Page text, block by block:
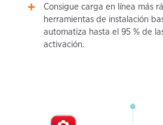
Consigue carga en línea más
herramientas de instalación
automatiza hasta el 95 % de
activación.